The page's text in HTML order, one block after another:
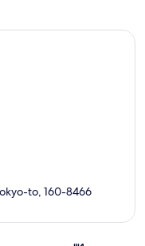
to, 160-8466